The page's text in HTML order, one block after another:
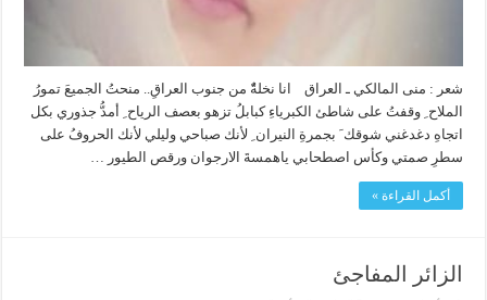
شعر : منى المالكي ـ العراق انا نخلةًٌ من جنوب العراقِ.. منحتُ الجميعَ تمورُ
الملاح ِ وقفتُ على شاطئ الكبرياءِ كبابلُ تزهو بعصف الرياح ِ أمدُّ جذوري بكل
اتجاهِ دغدغني شوقك َ بجمرةِ النيران ِ لأنك صباحي وليلي لأنك الحروفُ على
سطرِ صمتي وكأس اصطحابي ياهمسةَ الارجوان ورقص الطيور …
أكمل القراءة »
الزائر المفاجئ